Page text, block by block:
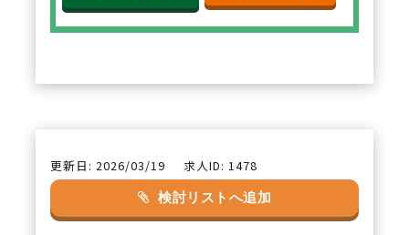
ド型の薬歴と一体型のレセコンを
POINT 2
有給休暇消化毎年95％以上を継続
更新日: 2026/03/19 求人ID: 1478
検討リストへ追加